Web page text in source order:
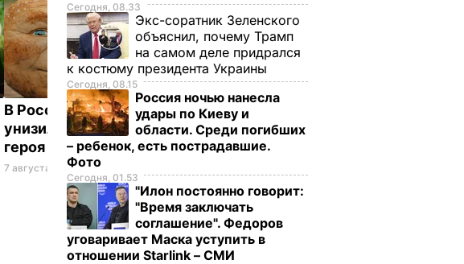
В России жестоко
унизили любимого
героя Путина
7 августа, 23.32БУЛЬВАР
"Димка был вроде
нормальный, пока не
сбухался". В сеть
Медведевым
7 августа, 20.39БУЛЬВАР
Сегодня, 08.33
Экс-соратник Зеленского
объяснил, почему Трамп
на самом деле придрался
к костюму президента Украины
Сегодня, 08.15
Россия ночью нанесла
удары по Киеву и
области. Среди погибших
– ребенок, есть пострадавшие.
Фото
Сегодня, 01.53
"Илон постоянно говорит:
"Время заключать
соглашение". Федоров
уговаривает Маска уступить в
отношении Starlink – СМИ